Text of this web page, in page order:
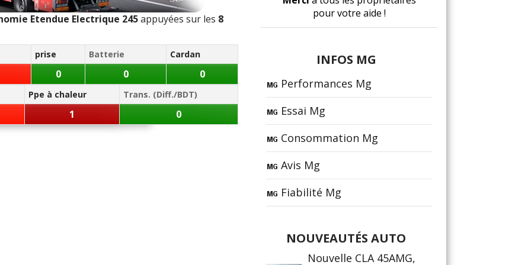
:2n'aiment pas
après vente:1n'aime pas
Meilleure répartition des masses
Etendue Electrique 245appuyées sur les 8
prise Batterie Cardan
0 0 0
Ppe à chaleur Trans. (Diff./BDT)
1 0
pour votre aide !
INFOS MG
Performances Mg
Essai Mg
Consommation Mg
Avis Mg
Fiabilité Mg
NOUVEAUTÉS AUTO
Nouvelle CLA 45AMG,